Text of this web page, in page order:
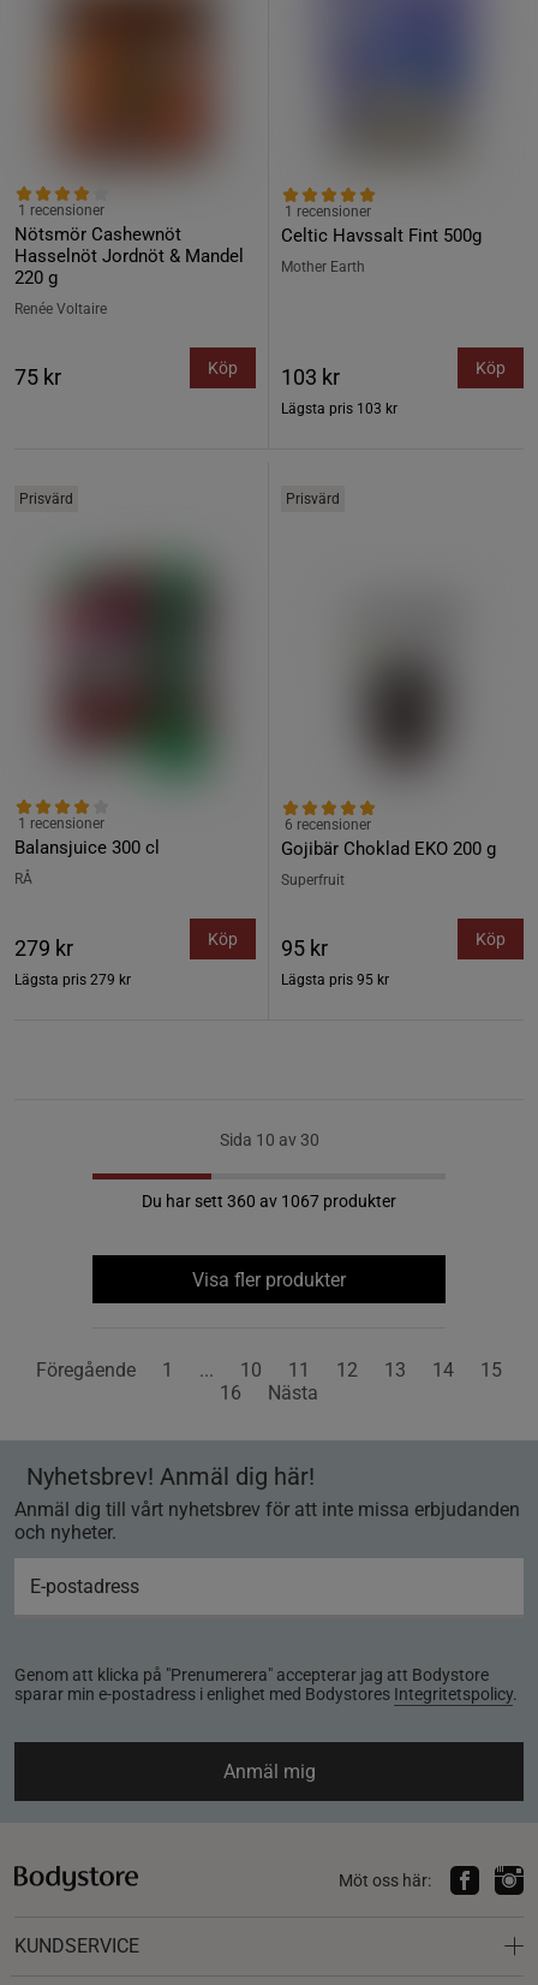
Nötsmör Cashewnöt
Hasselnöt Jordnöt & Mandel
220 g
1 recensioner
Renée Voltaire
75 kr Köp
Celtic Havssalt Fint 500g
1 recensioner
Mother Earth
103 kr
Lägsta pris 103 kr
Köp
Prisvärd
Balansjuice 300 cl
1 recensioner
RÅ
279 kr
Lägsta pris 279 kr
Köp
Prisvärd
Gojibär Choklad EKO 200 g
6 recensioner
Superfruit
95 kr
Lägsta pris 95 kr
Köp
Sida 10 av 30
Du har sett 360 av 1067 produkter
Visa fler produkter
Föregående 1 ... 10 11 12 13 14
15
16
Nästa
Nyhetsbrev! Anmäl dig här!
Anmäl dig till vårt nyhetsbrev för att inte missa erbjudanden
och nyheter.
Genom att klicka på "Prenumerera" accepterar jag att Bodystore
sparar min e-postadress i enlighet med Bodystores Integritetspolicy.
Anmäl mig
Möt oss här:
KUNDSERVICE